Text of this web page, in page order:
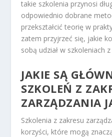
takie szkolenia przynosi
odpowiednio dobrane
przekształcić teorię w
zatem przyjrzeć się, jakie
sobą udział w szkoleniach
JAKIE SĄ
SZKOLEŃ Z
ZARZĄDZANIA
Szkolenia z zakresu
korzyści, które mogą